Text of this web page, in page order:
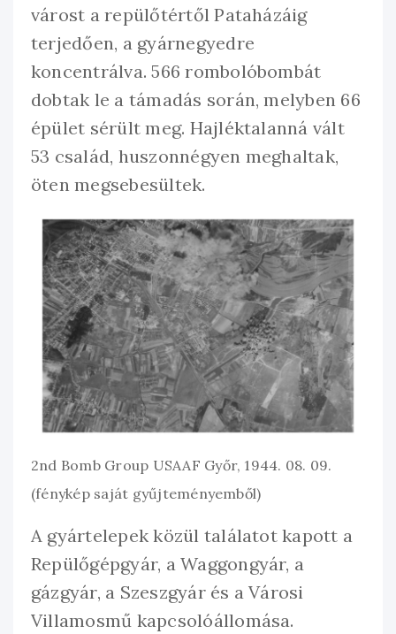
várost a repülőtértől Pataházáig
terjedően, a gyárnegyedre
koncentrálva. 566 rombolóbombát
dobtak le a támadás során, melyben 66
épület sérült meg. Hajléktalanná vált
53 család, huszonnégyen meghaltak,
öten megsebesültek.
2nd Bomb Group USAAF Győr, 1944. 08. 09.
(fénykép saját gyűjteményemből)
A gyártelepek közül találatot kapott a
Repülőgépgyár, a Waggongyár, a
gázgyár, a Szeszgyár és a Városi
Villamosmű kapcsolóállomása.